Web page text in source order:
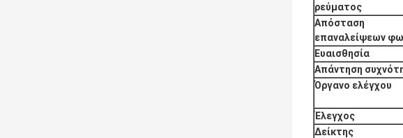
ρεύματος
Απόσταση
επαναλείψεων
Ευαισθησία
Απάντηση
Όργανο ελέγχου
Έλεγχος
Δείκτης